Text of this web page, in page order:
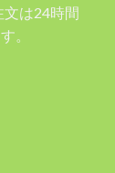
は24時間
。